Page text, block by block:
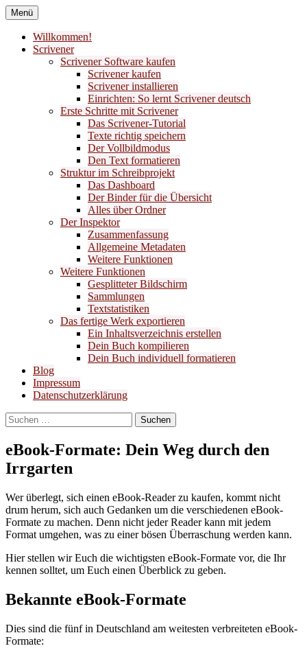
Zum
Inhalt
springen
Liber Laetitia
Buchempfehlungen
Menü
Willkommen!
Scrivener
Scrivener Software kaufen
Scrivener kaufen
Scrivener installieren
Einrichten: So lernt Scrivener deutsch
Erste Schritte mit Scrivener
Das Scrivener-Tutorial
Texte richtig speichern
Der Vollbildmodus
Den Text formatieren
Struktur im Schreibprojekt
Das Dashboard
Der Binder für die Übersicht
Alles über Ordner
Der Inspektor
Zusammenfassung
Allgemeine Metadaten
Weitere Funktionen
Weitere Funktionen
Gesplitteter Bildschirm
Sammlungen
Textstatistiken
Das fertige Werk exportieren
Ein Inhaltsverzeichnis erstellen
Dein Buch kompilieren
Dein Buch individuell formatieren
Blog
Impressum
Datenschutzerklärung
Suchen
nach:
eBook-Formate: Dein Weg durch den
Irrgarten
Wer überlegt, sich einen eBook-Reader zu kaufen, kommt nicht
drum herum, sich auch Gedanken um die verschiedenen eBook-
Formate zu machen. Denn nicht jeder Reader kann mit jedem
Format umgehen, was zu einer bösen Überraschung werden kann.
Hier stellen wir Euch die wichtigsten eBook-Formate vor, die Ihr
kennen solltet, um Euch einen Überblick zu geben.
Bekannte eBook-Formate
Dies sind die fünf in Deutschland am weitesten verbreiteten eBook-
Formate: